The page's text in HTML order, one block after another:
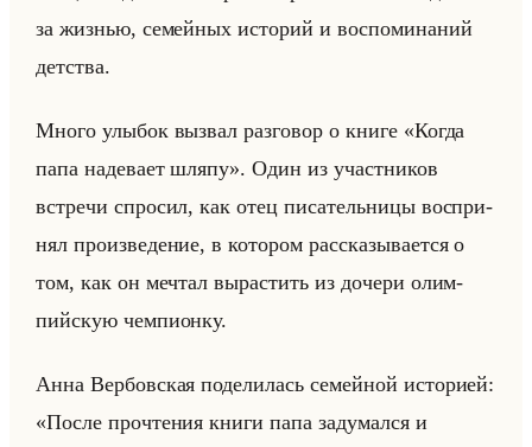
за жиз­нью, се­мейных ис­то­рий и вос­по­ми­на­ний
дет­ства.
Много улы­бок вы­звал раз­го­вор о книге «Когда
папа надевает шляпу». Один из участ­ни­ков
встре­чи спро­сил, как отец пи­са­тельни­цы вос­при­
нял про­из­ве­де­ние, в ко­то­ром рас­ска­зы­ва­ет­ся о
том, как он меч­тал вы­рас­тить из до­че­ри олим­
пийскую чем­пи­он­ку.
Анна Вер­бов­ская по­де­ли­лась се­мейной ис­то­ри­ей:
«После прочтения книги папа задумался и